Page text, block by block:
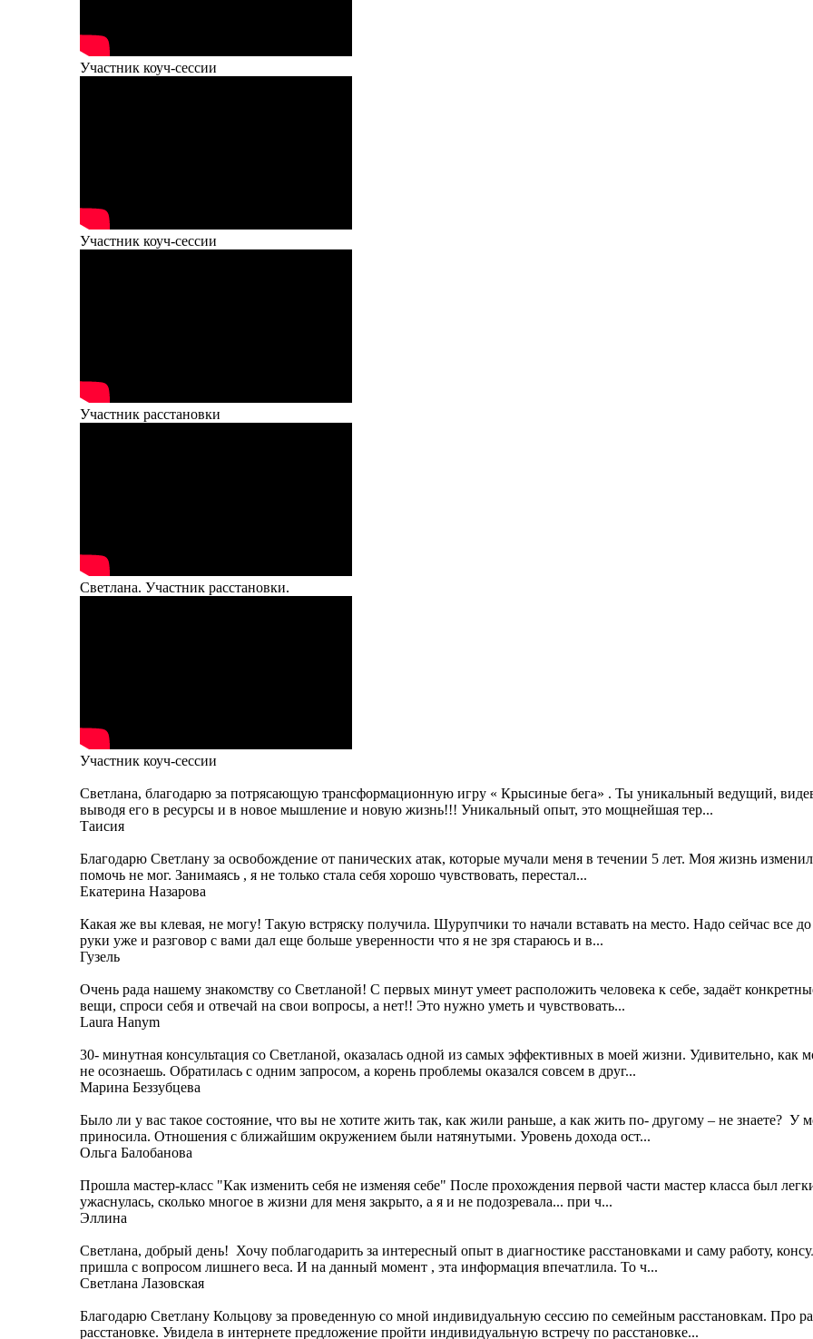
Участник коуч-сессии
Участник коуч-сессии
Участник расстановки
Светлана. Участник расстановки.
Участник коуч-сессии
Светлана, благодарю за потрясающую трансформационную игру « Крысиные бега» . Ты уникальный ведущий,
выводя его в ресурсы и в новое мышление и новую жизнь!!! Уникальный опыт, это мощнейшая тер...
Таисия
Благодарю Светлану за освобождение от панических атак, которые мучали меня в течении 5 лет. Моя жизнь
помочь не мог. Занимаясь , я не только стала себя хорошо чувствовать, перестал...
Екатерина Назарова
Какая же вы клевая, не могу! Такую встряску получила. Шурупчики то начали вставать на место. Надо сейчас все
руки уже и разговор с вами дал еще больше уверенности что я не зря стараюсь и в...
Гузель
Очень рада нашему знакомству со Светланой! С первых минут умеет расположить человека к себе, задаёт
вещи, спроси себя и отвечай на свои вопросы, а нет!! Это нужно уметь и чувствовать...
Laura Hanym
30- минутная консультация со Светланой, оказалась одной из самых эффективных в моей жизни. Удивительно,
не осознаешь. Обратилась с одним запросом, а корень проблемы оказался совсем в друг...
Марина Беззубцева
Было ли у вас такое состояние, что вы не хотите жить так, как жили раньше, а как жить по- другому – не знаете? У
приносила. Отношения с ближайшим окружением были натянутыми. Уровень дохода ост...
Ольга Балобанова
Прошла мастер-класс "Как изменить себя не изменяя себе" После прохождения первой части мастер класса был
ужаснулась, сколько многое в жизни для меня закрыто, а я и не подозревала... при ч...
Эллина
Светлана, добрый день! Хочу поблагодарить за интересный опыт в диагностике расстановками и саму работу,
пришла с вопросом лишнего веса. И на данный момент , эта информация впечатлила. То ч...
Светлана Лазовская
Благодарю Светлану Кольцову за проведенную со мной индивидуальную сессию по семейным расстановкам. Про
расстановке. Увидела в интернете предложение пройти индивидуальную встречу по расстановке...